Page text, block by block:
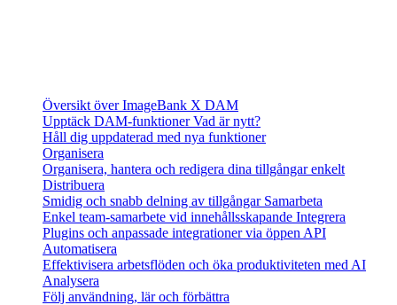
Översikt över ImageBank X DAM
Upptäck DAM-funktionerVad är nytt?
Håll dig uppdaterad med nya funktioner
Organisera
Organisera, hantera och redigera dina tillgångar enkelt
Distribuera
Smidig och snabb delning av tillgångar Samarbeta
Enkel team-samarbete vid innehållsskapande Integrera
Plugins och anpassade integrationer via öppen API
Automatisera
Effektivisera arbetsflöden och öka produktiviteten med AI
Analysera
Följ användning, lär och förbättra